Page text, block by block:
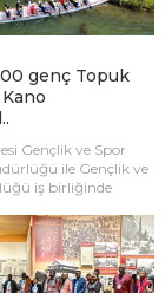
genç Topuk
Kano
Gençlik ve Spor
ile Gençlik ve
iş birliğinde
300 genç
gün geçirdi.